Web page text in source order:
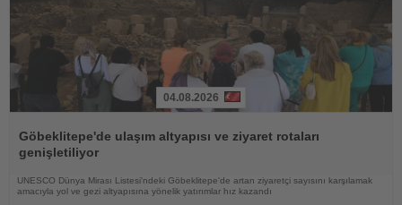
Oku
04.08.2026
Göbeklitepe'de ulaşım altyapısı ve ziyaret rotaları
genişletiliyor
UNESCO Dünya Mirası Listesi'ndeki Göbeklitepe'de artan ziyaretçi sayısını karşılamak
amacıyla yol ve gezi altyapısına yönelik yatırımlar hız kazandı